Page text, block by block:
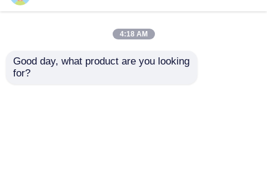
informações de
4:18 AM
Good day, what product are you looking
for?